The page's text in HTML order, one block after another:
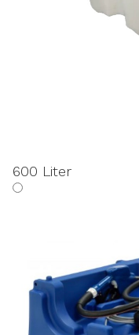
600 Liter